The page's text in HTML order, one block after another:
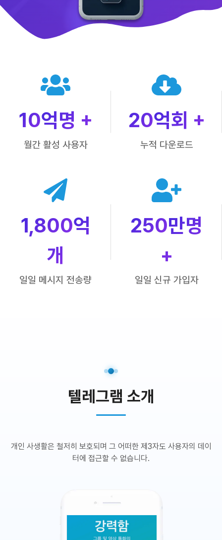
텔레그램 글로벌 이용 통계
10억명 +
월간 활성 사용자
20억회 +
누적 다운로드
1,800억
개
일일 메시지 전송량
250만명
+
일일 신규 가입자
텔레그램 소개
개인 사생활은 철저히 보호되며 그 어떠한 제3자도 사용자의 데이
터에 접근할 수 없습니다.